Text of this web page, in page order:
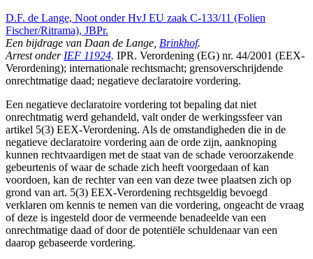
D.F. de Lange, Noot onder HvJ EU zaak C‑133/11 (Folien
Fischer/Ritrama), JBPr.
Een bijdrage van Daan de Lange, Brinkhof.
Arrest onder IEF 11924. IPR. Verordening (EG) nr. 44/2001 (EEX-
Verordening); internationale rechtsmacht; grensoverschrijdende
onrechtmatige daad; negatieve declaratoire vordering.
Een negatieve declaratoire vordering tot bepaling dat niet
onrechtmatig werd gehandeld, valt onder de werkingssfeer van
artikel 5(3) EEX-Verordening. Als de omstandigheden die in de
negatieve declaratoire vordering aan de orde zijn, aanknoping
kunnen rechtvaardigen met de staat van de schade veroorzakende
gebeurtenis of waar de schade zich heeft voorgedaan of kan
voordoen, kan de rechter van een van deze twee plaatsen zich op
grond van art. 5(3) EEX-Verordening rechtsgeldig bevoegd
verklaren om kennis te nemen van die vordering, ongeacht de vraag
of deze is ingesteld door de vermeende benadeelde van een
onrechtmatige daad of door de potentiële schuldenaar van een
daarop gebaseerde vordering.